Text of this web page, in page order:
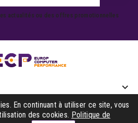
actualités ou des offres promotionnelles
keyboard_arrow_down

En continuant à utiliser ce site, vous
des cookies. Politique de